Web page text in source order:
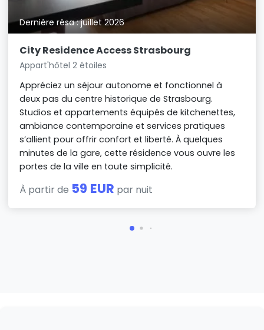
Dernière résa : juillet 2026
City Residence Access Strasbourg
Appart'hôtel 2 étoiles
Appréciez un séjour autonome et fonctionnel à
deux pas du centre historique de Strasbourg.
Studios et appartements équipés de kitchenettes,
ambiance contemporaine et services pratiques
s’allient pour offrir confort et liberté. À quelques
minutes de la gare, cette résidence vous ouvre les
portes de la ville en toute simplicité.
À partir de 59 EUR par nuit